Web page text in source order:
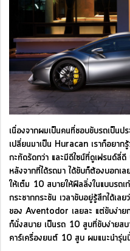
เนื่องจากผมเป็นคนที่ชอบขับรถเป็น
เปลี่ยนมาเป็น Huracan เราก็อยาก
กะทัดรัดกว่า และมีดีไซน์ที่ดูเฟรนด์ลี่
หลังจากที่ได้รถมา ได้ขับก็ต้องบอกเ
ให้เต็ม 10 สบายให้ฟีลลิ่งในแบบรถเ
กระชากกระชัน เวลาขับอยู่รู้สึกได้เล
ของ Aventodor เลยละ แต่ขับง่ายก
ก็นั่งสบาย เป็นรถ 10 สูบที่ขับง่ายส
คาร์เครื่องยนต์ 10 สูบ ผมแนะนำรุ่น